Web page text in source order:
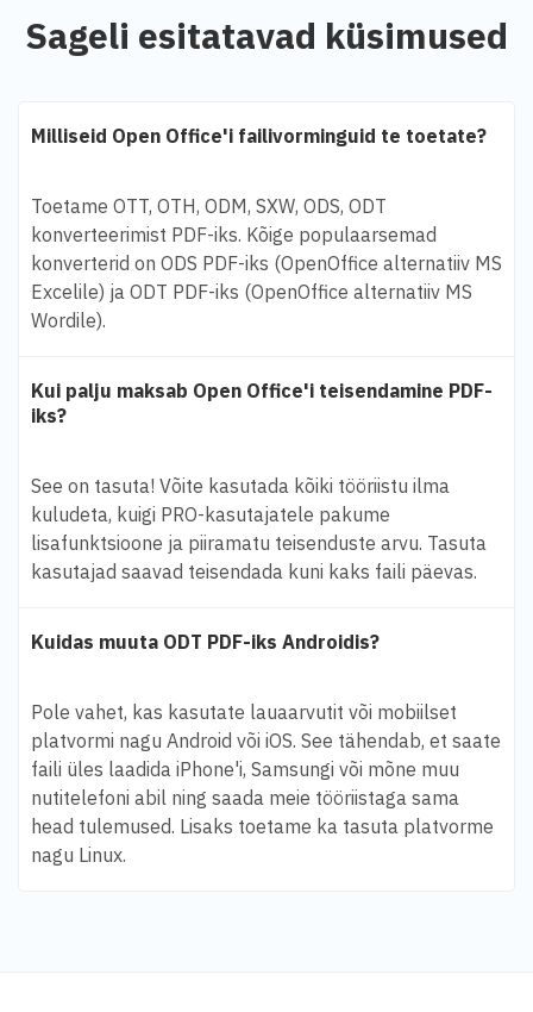
Sageli esitatavad küsimused
Milliseid Open Office'i failivorminguid te toetate?
Toetame OTT, OTH, ODM, SXW, ODS, ODT
konverteerimist PDF-iks. Kõige populaarsemad
konverterid on ODS PDF-iks (OpenOffice alternatiiv MS
Excelile) ja ODT PDF-iks (OpenOffice alternatiiv MS
Wordile).
Kui palju maksab Open Office'i teisendamine PDF-
iks?
See on tasuta! Võite kasutada kõiki tööriistu ilma
kuludeta, kuigi PRO-kasutajatele pakume
lisafunktsioone ja piiramatu teisenduste arvu. Tasuta
kasutajad saavad teisendada kuni kaks faili päevas.
Kuidas muuta ODT PDF-iks Androidis?
Pole vahet, kas kasutate lauaarvutit või mobiilset
platvormi nagu Android või iOS. See tähendab, et saate
faili üles laadida iPhone'i, Samsungi või mõne muu
nutitelefoni abil ning saada meie tööriistaga sama
head tulemused. Lisaks toetame ka tasuta platvorme
nagu Linux.